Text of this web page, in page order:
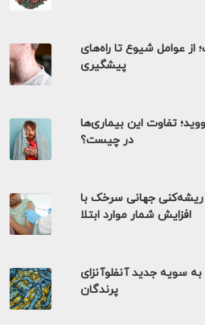
عوامل شیوع تا راه‌های
پیشگیری
تفاوت این بیماری‌ها
در چیست؟
جهانی سرخک با
افزایش شمار موارد ابتلا
به سویه جدید آنفلوآنزای
پرندگان